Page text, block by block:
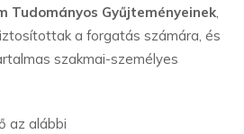
Tudományos Gyűjteményeinek,
a forgatás számára, és
szakmai-személyes
az alábbi